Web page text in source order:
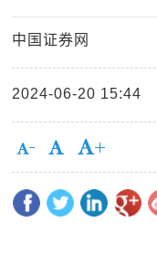
中国证券网
2024-06-20 15:44